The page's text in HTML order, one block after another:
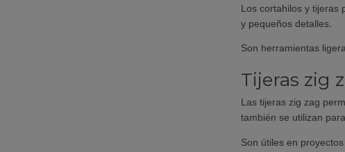
Los cortahilos y tijeras
y pequeños detalles.
Son herramientas
Tijeras zig
Las tijeras zig zag
también se utilizan
Son útiles en